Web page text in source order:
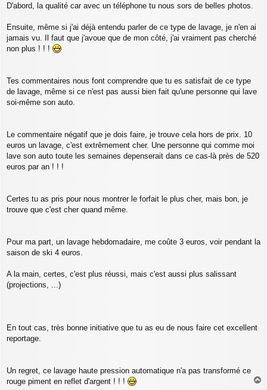
a
D'abord, la qualité car avec un téléphone tu nous sors de belles photos.
Ensuite, même si j'ai déjà entendu parler de ce type de lavage, je n'en ai
jamais vu. Il faut que j'avoue que de mon côté, j'ai vraiment pas cherché
non plus ! ! !
Tes commentaires nous font comprendre que tu es satisfait de ce type
de lavage, même si ce n'est pas aussi bien fait qu'une personne qui lave
soi-même son auto.
Le commentaire négatif que je dois faire, je trouve cela hors de prix. 10
euros un lavage, c'est extrêmement cher. Une personne qui comme moi
lave son auto toute les semaines depenserait dans ce cas-là près de 520
euros par an ! ! !
Certes tu as pris pour nous montrer le forfait le plus cher, mais bon, je
trouve que c'est cher quand même.
Pour ma part, un lavage hebdomadaire, me coûte 3 euros, voir pendant la
saison de ski 4 euros.
A la main, certes, c'est plus réussi, mais c'est aussi plus salissant
(projections, ...)
En tout cas, très bonne initiative que tu as eu de nous faire cet excellent
reportage.
Un regret, ce lavage haute pression automatique n'a pas transformé ce
rouge piment en reflet d'argent ! ! !